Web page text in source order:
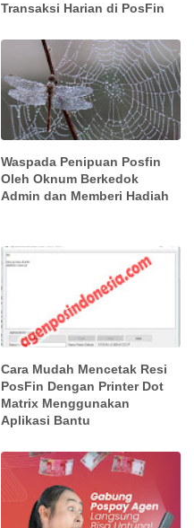
Transaksi Harian di PosFin
Waspada Penipuan Posfin
Oleh Oknum Berkedok
Admin dan Memberi Hadiah
Cara Mudah Mencetak Resi
PosFin Dengan Printer Dot
Matrix Menggunakan
Aplikasi Bantu